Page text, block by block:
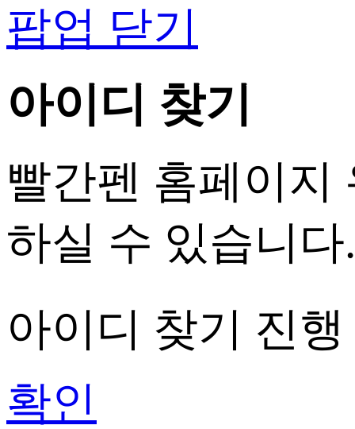
팝업 닫기
아이디 찾기
빨간펜 홈페이
하실 수 있습니다.
아이디 찾기 진
확인